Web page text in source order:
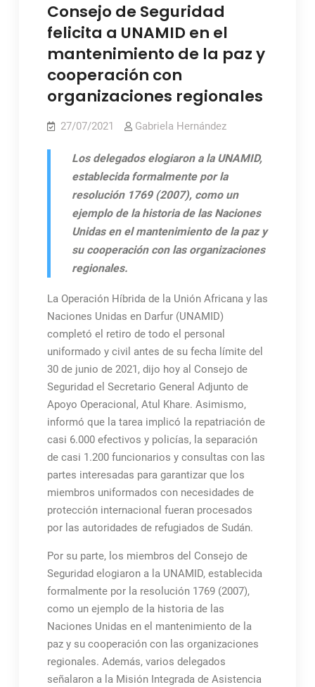
Consejo de Seguridad
felicita a UNAMID en el
mantenimiento de la paz y
cooperación con
organizaciones regionales
27/07/2021 Gabriela Hernández
Los delegados elogiaron a la UNAMID,
establecida formalmente por la
resolución 1769 (2007), como un
ejemplo de la historia de las Naciones
Unidas en el mantenimiento de la paz y
su cooperación con las organizaciones
regionales.
La Operación Híbrida de la Unión Africana y las
Naciones Unidas en Darfur (UNAMID)
completó el retiro de todo el personal
uniformado y civil antes de su fecha límite del
30 de junio de 2021, dijo hoy al Consejo de
Seguridad el Secretario General Adjunto de
Apoyo Operacional, Atul Khare. Asimismo,
informó que la tarea implicó la repatriación de
casi 6.000 efectivos y policías, la separación
de casi 1.200 funcionarios y consultas con las
partes interesadas para garantizar que los
miembros uniformados con necesidades de
protección internacional fueran procesados ​​
por las autoridades de refugiados de Sudán.
Por su parte, los miembros del Consejo de
Seguridad elogiaron a la UNAMID, establecida
formalmente por la resolución 1769 (2007),
como un ejemplo de la historia de las
Naciones Unidas en el mantenimiento de la
paz y su cooperación con las organizaciones
regionales. Además, varios delegados
señalaron a la Misión Integrada de Asistencia